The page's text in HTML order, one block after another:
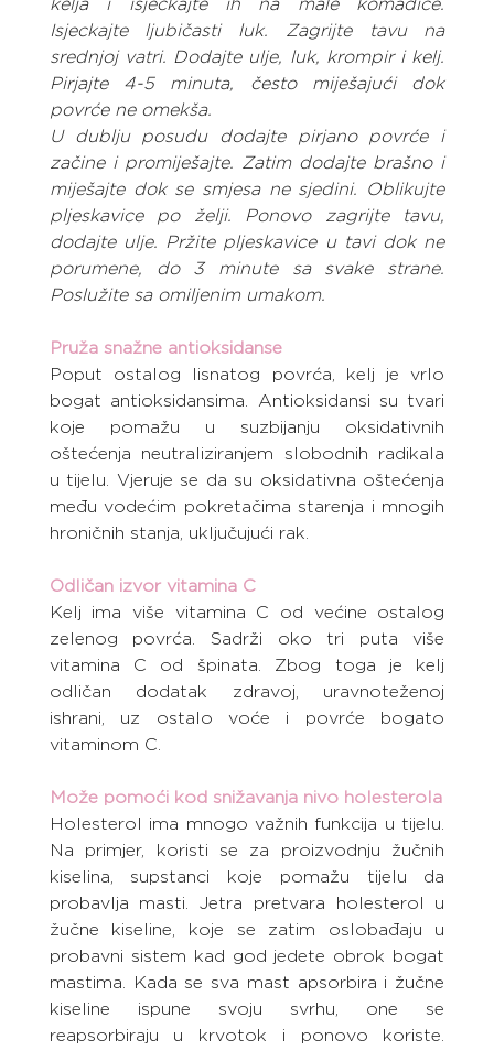
Isjeckajte ljubičasti luk. Zagrijte tavu na
srednjoj vatri. Dodajte ulje, luk, krompir i kelj.
Pirjajte 4-5 minuta, često miješajući dok
povrće ne omekša.
U dublju posudu dodajte pirjano povrće i
začine i promiješajte. Zatim dodajte brašno i
miješajte dok se smjesa ne sjedini. Oblikujte
pljeskavice po želji. Ponovo zagrijte tavu,
dodajte ulje. Pržite pljeskavice u tavi dok ne
porumene, do 3 minute sa svake strane.
Poslužite sa omiljenim umakom.
Pruža snažne antioksidanse
Poput ostalog lisnatog povrća, kelj je vrlo
bogat antioksidansima. Antioksidansi su tvari
koje pomažu u suzbijanju oksidativnih
oštećenja neutraliziranjem slobodnih radikala
u tijelu. Vjeruje se da su oksidativna oštećenja
među vodećim pokretačima starenja i mnogih
hroničnih stanja, uključujući rak.
Odličan izvor vitamina C
Kelj ima više vitamina C od većine ostalog
zelenog povrća. Sadrži oko tri puta više
vitamina C od špinata. Zbog toga je kelj
odličan dodatak zdravoj, uravnoteženoj
ishrani, uz ostalo voće i povrće bogato
vitaminom C.
Može pomoći kod snižavanja nivo holesterola
Holesterol ima mnogo važnih funkcija u tijelu.
Na primjer, koristi se za proizvodnju žučnih
kiselina, supstanci koje pomažu tijelu da
probavlja masti. Jetra pretvara holesterol u
žučne kiseline, koje se zatim oslobađaju u
probavni sistem kad god jedete obrok bogat
mastima. Kada se sva mast apsorbira i žučne
kiseline ispune svoju svrhu, one se
reapsorbiraju u krvotok i ponovo koriste.